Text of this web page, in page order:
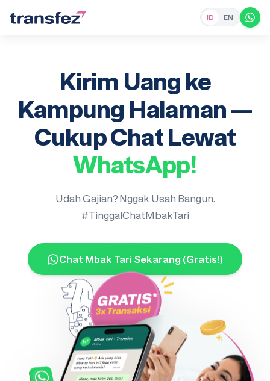
ID EN
Kirim Uang ke
Kampung Halaman —
Cukup Chat Lewat
WhatsApp!
Udah Gajian? Nggak Usah Bangun.
#TinggalChatMbakTari
Chat Mbak Tari Sekarang (Gratis!)